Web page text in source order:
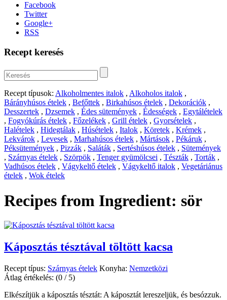
Facebook
Twitter
Google+
RSS
Recept keresés
Recept típusok: Alkoholmentes italok , Alkoholos italok ,
Bárányhúsos ételek , Befőttek , Birkahúsos ételek , Dekorációk ,
Desszertek , Dzsemek , Édes sütemények , Édességek , Egytálételek
, Fogyókúrás ételek , Főzelékek , Grill ételek , Gyorsételek ,
Halételek , Hidegtálak , Húsételek , Italok , Köretek , Krémek ,
Lekvárok , Levesek , Marhahúsos ételek , Mártások , Pékáruk ,
Péksütemények , Pizzák , Saláták , Sertéshúsos ételek , Sütemények
, Szárnyas ételek , Szörpök , Tenger gyümölcsei , Tészták , Torták ,
Vadhúsos ételek , Vágykeltő ételek , Vágykeltő italok , Vegetáriánus
ételek , Wok ételek
Recipes from Ingredient: sör
Káposztás tésztával töltött kacsa
Recept típus: Szárnyas ételek Konyha: Nemzetközi
Átlag értékelés: (0 / 5)
Elkészítjük a káposztás tésztát: A káposztát lereszeljük, és besózzuk.